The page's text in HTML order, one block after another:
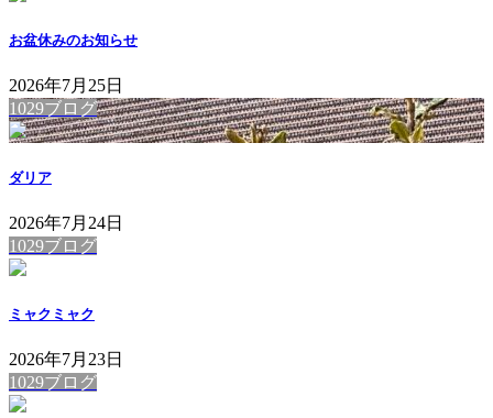
お盆休みのお知らせ
2026年7月25日
1029ブログ
ダリア
2026年7月24日
1029ブログ
ミャクミャク
2026年7月23日
1029ブログ